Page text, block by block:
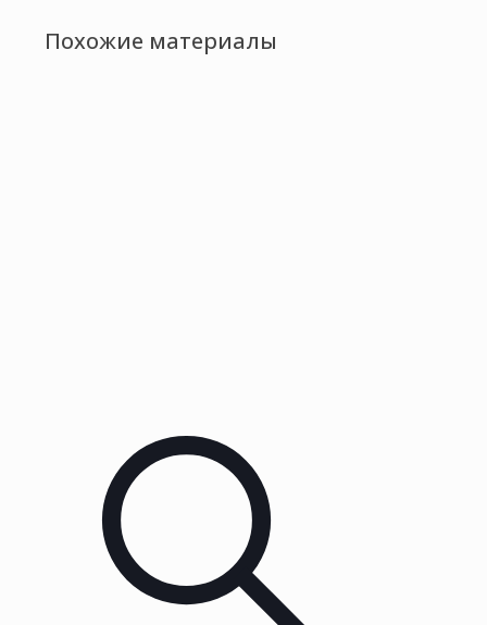
Похожие материалы